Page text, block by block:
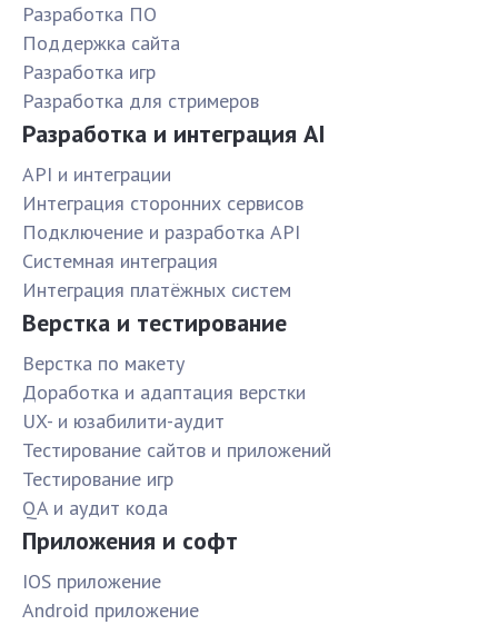
Разработка ПО
Поддержка сайта
Разработка игр
Разработка для стримеров
Разработка и интеграция AI
API и интеграции
Интеграция сторонних сервисов
Подключение и разработка API
Системная интеграция
Интеграция платёжных систем
Верстка и тестирование
Верстка по макету
Доработка и адаптация верстки
UX- и юзабилити-аудит
Тестирование сайтов и приложений
Тестирование игр
QA и аудит кода
Приложения и софт
IOS приложение
Android приложение